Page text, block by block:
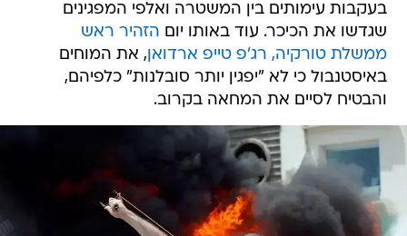
בעקבות עימותים בין המשטרה ואלפי המפגינים
שגדשו את הכיכר. עוד באותו יום הזהיר ראש
ממשלת טורקיה, רג'פ טייפ ארדואן, את המוחים
באיסטנבול כי לא "יפגין יותר סובלנות" כלפיהם,
והבטיח לסיים את המחאה בקרוב.